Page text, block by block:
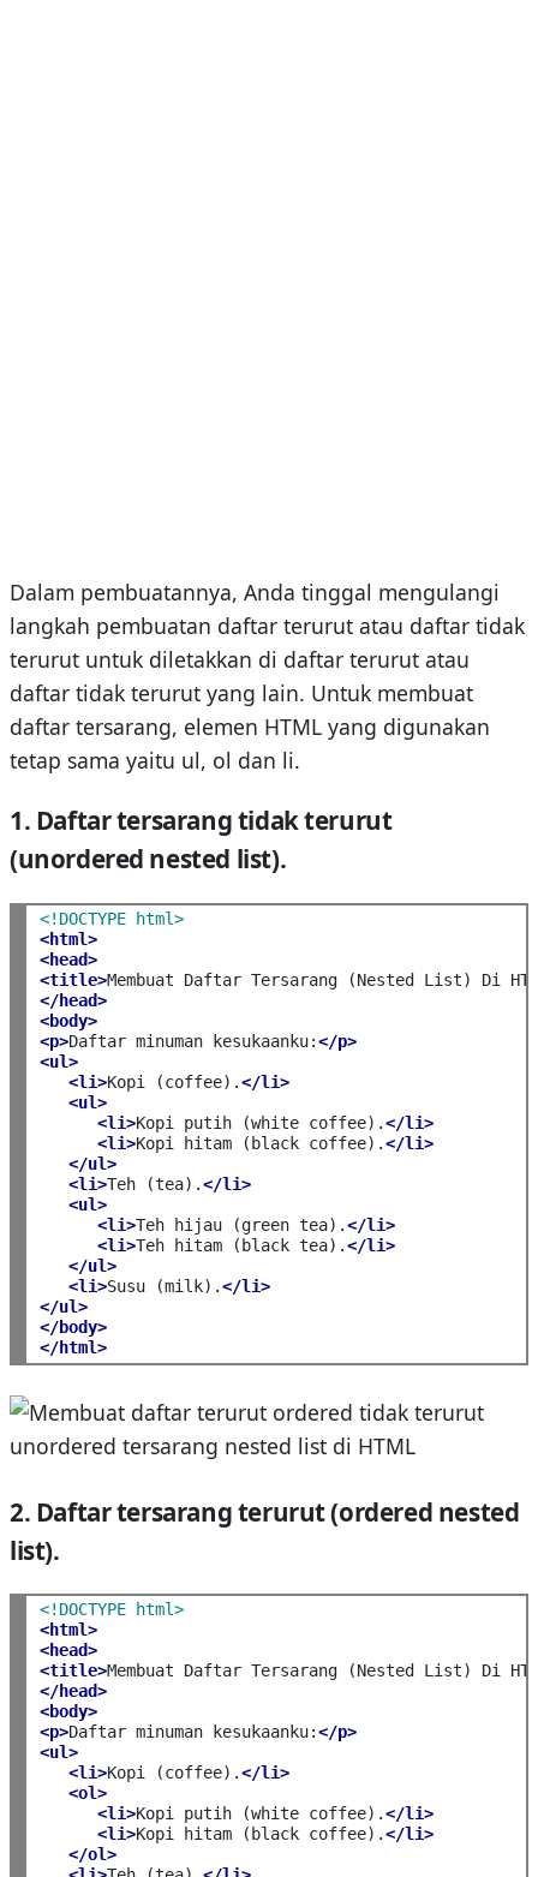
Dalam pembuatannya, Anda tinggal mengulangi
langkah pembuatan daftar terurut atau daftar tidak
terurut untuk diletakkan di daftar terurut atau
daftar tidak terurut yang lain. Untuk membuat
daftar tersarang, elemen HTML yang digunakan
tetap sama yaitu ul, ol dan li.
1. Daftar tersarang tidak terurut
(unordered nested list).
<!DOCTYPE html>
<html>
<head>
<title>Membuat Daftar Tersarang (Nested List) Di
</head>
<body>
<p>Daftar minuman kesukaanku:</p>
<ul>
<li>Kopi (coffee).</li>
<ul>
<li>Kopi putih (white coffee).</li>
<li>Kopi hitam (black coffee).</li>
</ul>
<li>Teh (tea).</li>
<ul>
<li>Teh hijau (green tea).</li>
<li>Teh hitam (black tea).</li>
</ul>
<li>Susu (milk).</li>
</ul>
</body>
</html>
2. Daftar tersarang terurut (ordered nested
list).
<!DOCTYPE html>
<html>
<head>
<title>Membuat Daftar Tersarang (Nested List) Di
</head>
<body>
<p>Daftar minuman kesukaanku:</p>
<ul>
<li>Kopi (coffee).</li>
<ol>
<li>Kopi putih (white coffee).</li>
<li>Kopi hitam (black coffee).</li>
</ol>